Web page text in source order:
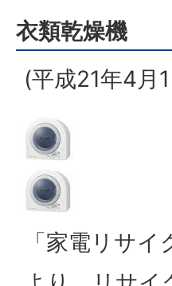
衣類乾燥機
(平成21年4月
「家電リサ